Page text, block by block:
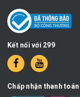
Kết nối với 299
Chấp nhận thanh toán